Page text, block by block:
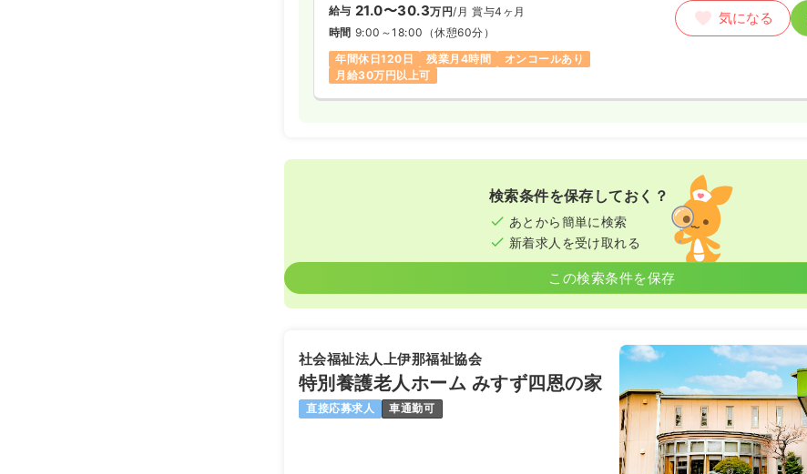
給与 21.0〜30.3万円/月 賞与4ヶ月
時間 9:00～18:00 （休憩60分）
年間休日120日
残業月4時間
オンコールあり
月給30万円以上可
気になる
検索条件を保存しておく？
あとから簡単に検索
新着求人を受け取れる
この検索条件を保存
社会福祉法人上伊那福祉協会
特別養護老人ホーム みすず四恩の家
直接応募求人 車通勤可